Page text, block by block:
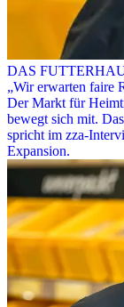
DAS
„Wir erwarten faire
Der Markt für
bewegt sich mit.
spricht im zza-
Expansion.